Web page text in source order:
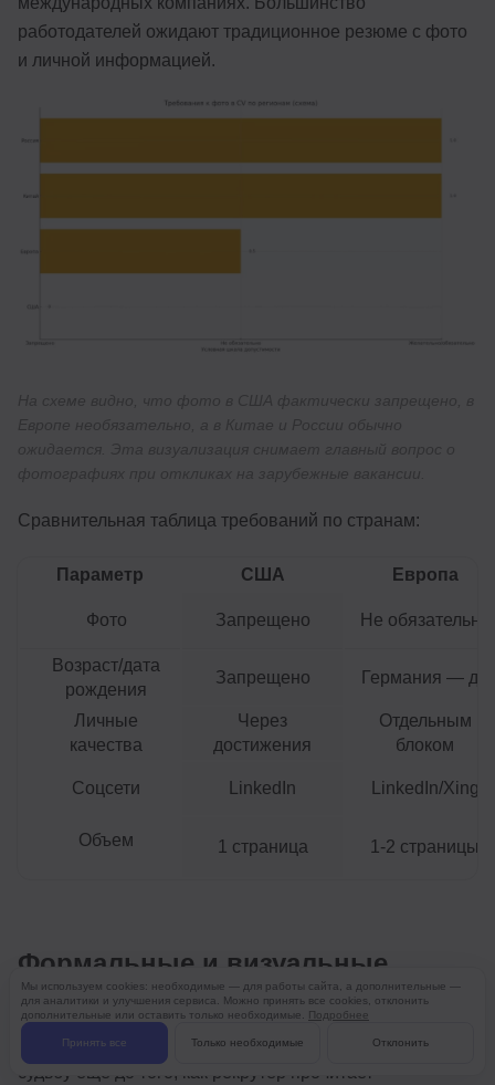
работодателей ожидают традиционное резюме с фото
и личной информацией.
Сравнительная таблица требований по странам:
Параметр США Европа
Фото Запрещено Не обязательно
Возраст/дата
рождения
Запрещено Германия — да
Личные
качества
Через
достижения
Отдельным
блоком
Соцсети LinkedIn LinkedIn/Xing
Объем 1 страница 1-2 страницы
Формальные и визуальные
требования к CV
Техническое оформление.CV может определить его
судьбу еще до того, как рекрутер прочитает
Мы используем cookies: необходимые — для работы сайта, а дополнительные —
для аналитики и улучшения сервиса. Можно принять все cookies, отклонить
дополнительные или оставить только необходимые. Подробнее
Принять все Только необходимые Отклонить